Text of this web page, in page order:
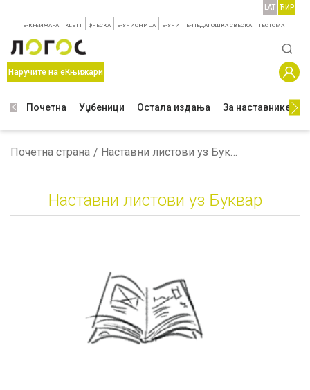
E-КЊИЖАРА KLETT ФРЕСКА E-УЧИОНИЦА E-УЧИ Е-ПЕДАГОШКА СВЕСКА TЕСТОМАТ
LAT ЋИР
Наручите на еКњижари
Почетна Уџбеници Остала издања За наставнике
Почетна страна Наставни листови уз Буквар
Наставни листови уз Буквар